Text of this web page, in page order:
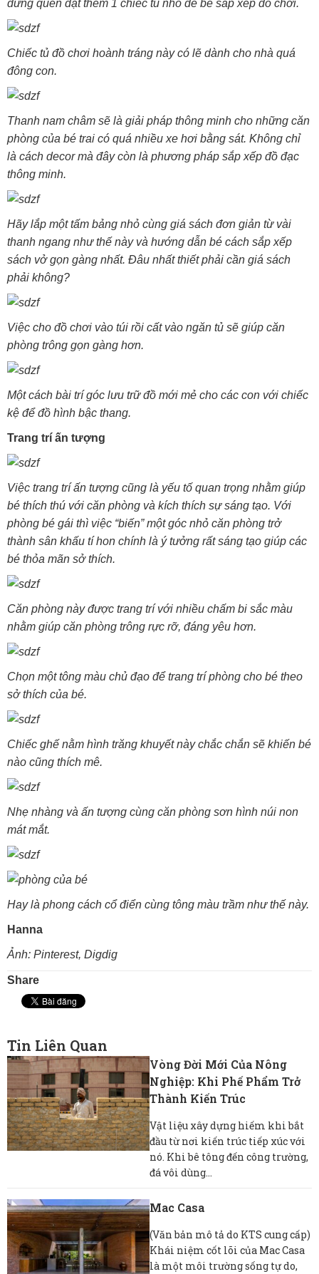
đừng quên đặt thêm 1 chiếc tủ nhỏ để bé sắp xếp đồ chơi.
Chiếc tủ đồ chơi hoành tráng này có lẽ dành cho nhà quá
đông con.
Thanh nam châm sẽ là giải pháp thông minh cho những căn
phòng của bé trai có quá nhiều xe hơi bằng sát. Không chỉ
là cách decor mà đây còn là phương pháp sắp xếp đồ đạc
thông minh.
Hãy lắp một tấm bảng nhỏ cùng giá sách đơn giản từ vài
thanh ngang như thế này và hướng dẫn bé cách sắp xếp
sách vở gọn gàng nhất. Đâu nhất thiết phải cần giá sách
phải không?
Việc cho đồ chơi vào túi rồi cất vào ngăn tủ sẽ giúp căn
phòng trông gọn gàng hơn.
Một cách bài trí góc lưu trữ đồ mới mẻ cho các con với chiếc
kệ để đồ hình bậc thang.
Trang trí ấn tượng
Việc trang trí ấn tượng cũng là yếu tố quan trọng nhằm giúp
bé thích thú với căn phòng và kích thích sự sáng tạo. Với
phòng bé gái thì việc “biến” một góc nhỏ căn phòng trở
thành sân khấu tí hon chính là ý tưởng rất sáng tạo giúp các
bé thỏa mãn sở thích.
Căn phòng này được trang trí với nhiều chấm bi sắc màu
nhằm giúp căn phòng trông rực rỡ, đáng yêu hơn.
Chọn một tông màu chủ đạo để trang trí phòng cho bé theo
sở thích của bé.
Chiếc ghế nằm hình trăng khuyết này chắc chắn sẽ khiến bé
nào cũng thích mê.
Nhẹ nhàng và ấn tượng cùng căn phòng sơn hình núi non
mát mắt.
Hay là phong cách cổ điển cùng tông màu trầm như thế này.
Hanna
Ảnh: Pinterest, Digdig
Share
Tin Liên Quan
Vòng Đời Mới Của Nông
Nghiệp: Khi Phế Phẩm Trở
Thành Kiến Trúc
Vật liệu xây dựng hiếm khi bắt
đầu từ nơi kiến ​​trúc tiếp xúc với
nó. Khi bê tông đến công trường,
đá vôi dùng...
Mac Casa
(Văn bản mô tả do KTS cung cấp)
Khái niệm cốt lõi của Mac Casa
là một môi trường sống tự do,